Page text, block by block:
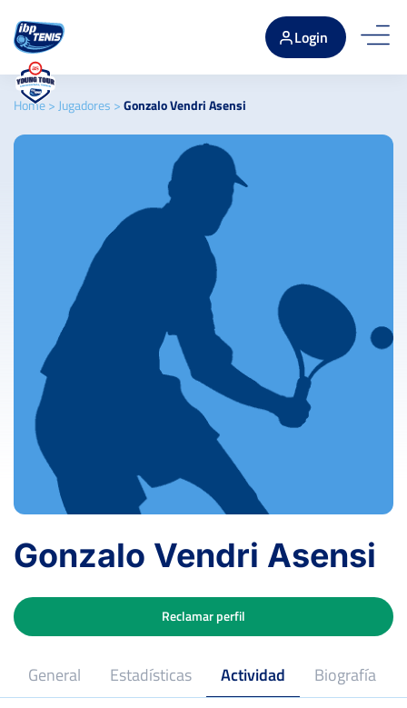
Login
Home> Jugadores >Gonzalo Vendri Asensi
Gonzalo Vendri Asensi
General Estadísticas Actividad Biografía
Reclamar perfil